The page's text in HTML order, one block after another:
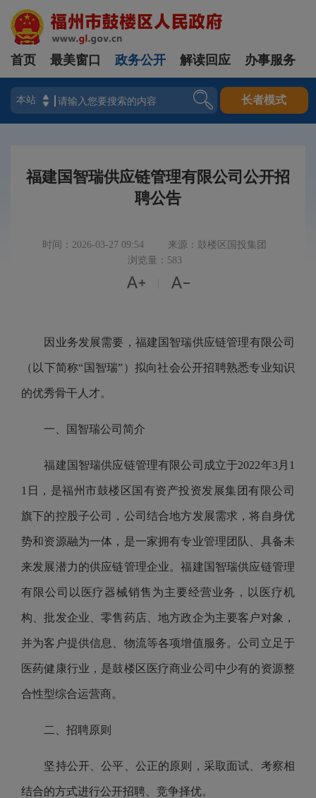
登录
首页 最美窗口 政务公开 解读回应 办事服务
长者模式
福建国智瑞供应链管理有限公司公开招
聘公告
时间：2026-03-27 09:54
来源：鼓楼区国投集团
浏览量：583
 
因业务发展需要， 福建国智瑞供应链管理有限公司
（以下简称“ 国智瑞”）拟向社会公开招聘熟悉专业知识
的优秀骨干人才。
一、 国智瑞公司 简介
福建国智瑞供应链管理有限公司 成立于2022年3月1
1日， 是福州市鼓楼区国有资产投资发展集团有限公司
旗下的控股子公司，公司结合地方发展需求，将自身优
势和资源融为一体，是一家拥有专业管理团队、具备未
来发展潜力的供应链管理企业。福建国智瑞供应链管理
有限公司以医疗器械销售为主要经营业务，以医疗机
构、批发企业、零售药店、地方政企为主要客户对象，
并为客户提供信息、物流等各项增值服务。公司立足于
医药健康行业，是鼓楼区医疗商业公司中少有的资源整
合性型综合运营商。
二、招聘原则
坚持公开、公平、公正的原则，采取面试、考察相
结合的方式进行公开招聘、竞争择优。